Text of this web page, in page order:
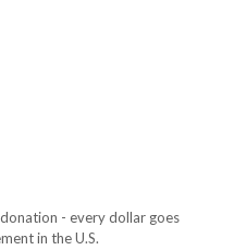
- every dollar goes
in the U.S.